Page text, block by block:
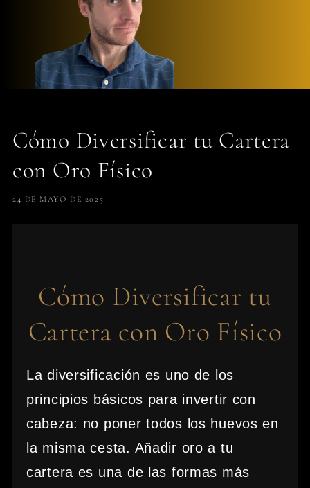
Cómo Diversificar tu Cartera
con Oro Físico
24 DE MAYO DE 2025
Cómo Diversificar tu
Cartera con Oro Físico
La diversificación es uno de los
principios básicos para invertir con
cabeza: no poner todos los huevos en
la misma cesta. Añadir oro a tu
cartera es una de las formas más